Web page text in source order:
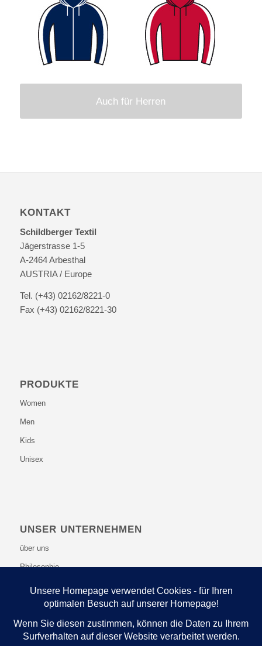
Auch für Herren
KONTAKT
Schildberger Textil
Jägerstrasse 1-5
A-2464 Arbesthal
AUSTRIA / Europe
Tel. (+43) 02162/8221-0
Fax (+43) 02162/8221-30
PRODUKTE
Women
Men
Kids
Unisex
UNSER UNTERNEHMEN
über uns
Philosophie
WEITERE INFOS